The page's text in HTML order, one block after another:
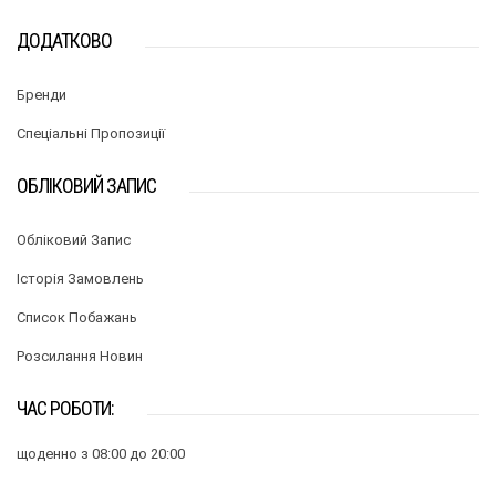
ДОДАТКОВО
Бренди
Спеціальні Пропозиції
ОБЛІКОВИЙ ЗАПИС
Обліковий Запис
Історія Замовлень
Список Побажань
Розсилання Новин
ЧАС РОБОТИ:
щоденно з 08:00 до 20:00